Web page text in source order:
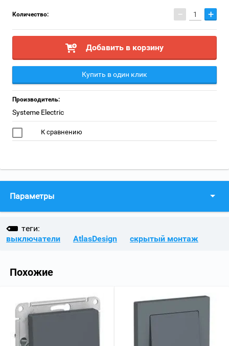
Количество: − +
Добавить в корзину
Купить в один клик
Производитель:
Systeme Electric
К сравнению
Параметры
теги:
выключатели
AtlasDesign скрытый монтаж
Похожие